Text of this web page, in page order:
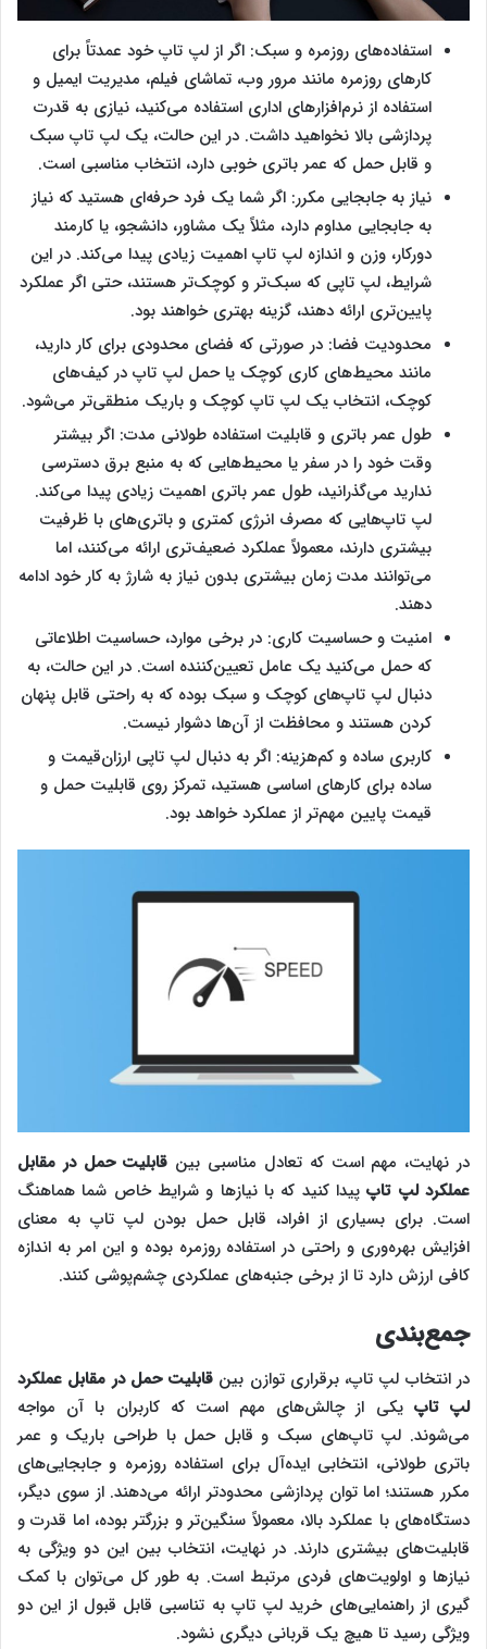
استفاده‌های روزمره و سبک: اگر از ‌‌‌لپ تاپ خود عمدتاً برای
کارهای روزمره مانند مرور وب، تماشای فیلم، مدیریت ایمیل و
استفاده از نرم‌افزارهای اداری استفاده می‌کنید، نیازی به قدرت
پردازشی بالا نخواهید داشت. در این حالت، یک ‌‌‌لپ تاپ سبک
و قابل حمل که عمر باتری خوبی دارد، انتخاب مناسبی است.
نیاز به جابجایی مکرر: اگر شما یک فرد حرفه‌ای هستید که نیاز
به جابجایی مداوم دارد، مثلاً یک مشاور، دانشجو، یا کارمند
دورکار، وزن و اندازه ‌‌‌لپ تاپ اهمیت زیادی پیدا می‌کند. در این
شرایط، ‌‌‌لپ تاپی که سبک‌تر و کوچک‌تر هستند، حتی اگر عملکرد
پایین‌‌‌تری ارائه دهند، گزینه بهتری خواهند بود.
محدودیت فضا: در صورتی که فضای محدودی برای کار دارید،
مانند محیط‌های کاری کوچک یا حمل ‌‌‌لپ تاپ در کیف‌های
کوچک، انتخاب یک ‌‌‌لپ تاپ کوچک و باریک منطقی‌تر می‌شود.
طول عمر باتری و قابلیت استفاده طولانی مدت: اگر بیشتر
وقت خود را در سفر یا محیط‌هایی که به منبع برق دسترسی
ندارید می‌گذرانید، طول عمر باتری اهمیت زیادی پیدا می‌کند.
‌‌‌لپ تاپ‌هایی که مصرف انرژی کمتری و باتری‌های با ظرفیت
بیشتری دارند، معمولاً عملکرد ضعیف‌تری ارائه می‌کنند، اما
می‌توانند مدت زمان بیشتری بدون نیاز به شارژ به کار خود ادامه
دهند.
امنیت و حساسیت کاری: در برخی موارد، حساسیت اطلاعاتی
که حمل می‌کنید یک عامل تعیین‌کننده است. در این حالت، به
دنبال ‌‌‌لپ تاپ‌های کوچک و سبک بوده که به راحتی قابل پنهان
کردن هستند و محافظت از آن‌ها دشوار نیست.
کاربری ساده و کم‌هزینه: اگر به دنبال ‌‌‌لپ تاپی ارزان‌قیمت و
ساده برای کارهای اساسی هستید، تمرکز روی قابلیت حمل و
قیمت پایین مهم‌تر از عملکرد خواهد بود.
در نهایت، مهم است که تعادل مناسبی بین قابلیت حمل در مقابل
عملکرد لپ تاپپیدا کنید که با نیازها و شرایط خاص شما هماهنگ
است. برای بسیاری از افراد، قابل حمل بودن ‌‌‌لپ تاپ به معنای
افزایش بهره‌وری و راحتی در استفاده روزمره بوده و این امر به اندازه
کافی ارزش دارد تا از برخی جنبه‌های عملکردی چشم‌پوشی کنند.
جمع‌بندی
در انتخاب ‌‌‌لپ تاپ، برقراری توازن بین قابلیت حمل در مقابل عملکرد
لپ تاپ یکی از چالش‌های مهم است که کاربران با آن مواجه
می‌شوند. ‌‌‌لپ تاپ‌های سبک و قابل حمل با طراحی باریک و عمر
باتری طولانی، انتخابی ایده‌آل برای استفاده روزمره و جابجایی‌های
مکرر هستند؛ اما توان پردازشی محدودتر ارائه می‌دهند. از سوی دیگر،
دستگاه‌های با عملکرد بالا، معمولاً سنگین‌تر و بزرگتر بوده، اما قدرت و
قابلیت‌های بیشتری دارند. در نهایت، انتخاب بین این دو ویژگی به
نیازها و اولویت‌های فردی مرتبط است. به طور کل می‌توان با کمک
گیری از راهنمایی‌های خرید لپ تاپ به تناسبی قابل قبول از این دو
ویژگی رسید تا هیچ یک قربانی دیگری نشود.